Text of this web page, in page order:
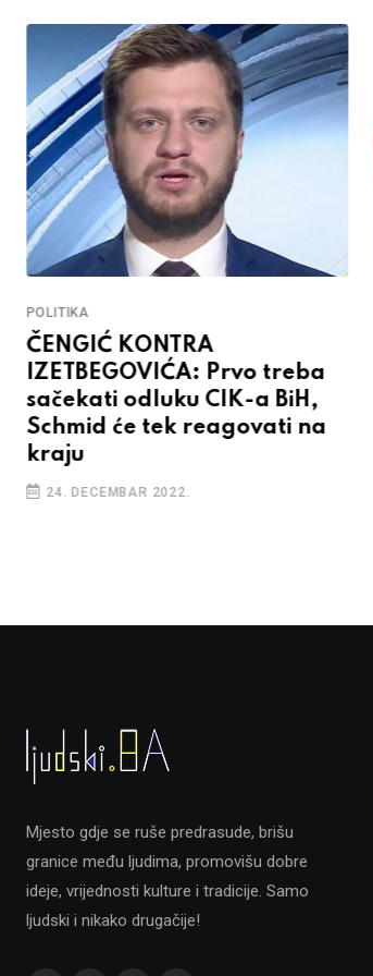
POLITIKA
ČENGIĆ KONTRA
IZETBEGOVIĆA: Prvo treba
sačekati odluku CIK-a BiH,
Schmid će tek reagovati na
kraju
24. DECEMBAR 2022.
Mjesto gdje se ruše predrasude, brišu
granice među ljudima, promovišu dobre
ideje, vrijednosti kulture i tradicije. Samo
ljudski i nikako drugačije!